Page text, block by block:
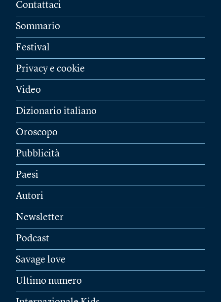
Contattaci
Sommario
Festival
Privacy e cookie
Video
Dizionario italiano
Oroscopo
Pubblicità
Paesi
Autori
Newsletter
Podcast
Savage love
Ultimo numero